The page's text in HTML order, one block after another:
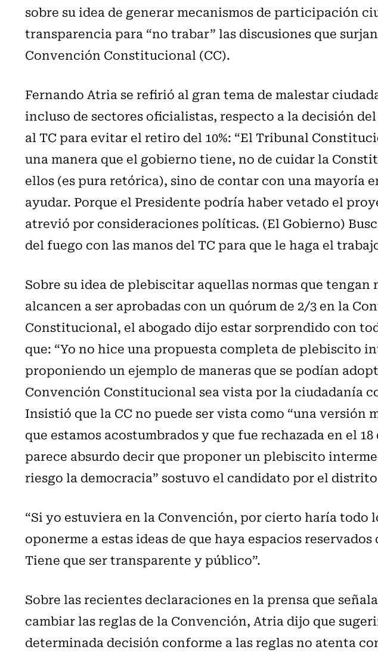
sobre su idea de generar mecanismos de participación
transparencia para “no trabar” las discusiones que
Convención Constitucional (CC).
Fernando Atria se refirió al gran tema de malestar
incluso de sectores oficialistas, respecto a la decisión
al TC para evitar el retiro del 10%: “El Tribunal
una manera que el gobierno tiene, no de cuidar la
ellos (es pura retórica), sino de contar con una mayoría
ayudar. Porque el Presidente podría haber vetado el
atrevió por consideraciones políticas. (El Gobierno)
del fuego con las manos del TC para que le haga el
Sobre su idea de plebiscitar aquellas normas que tengan
alcancen a ser aprobadas con un quórum de 2/3 en la
Constitucional, el abogado dijo estar sorprendido con
que: “Yo no hice una propuesta completa de plebiscito
proponiendo un ejemplo de maneras que se podían
Convención Constitucional sea vista por la ciudadanía
Insistió que la CC no puede ser vista como “una versión
que estamos acostumbrados y que fue rechazada en el 18
parece absurdo decir que proponer un plebiscito
riesgo la democracia” sostuvo el candidato por el distrito
“Si yo estuviera en la Convención, por cierto haría todo
oponerme a estas ideas de que haya espacios
Tiene que ser transparente y público”.
Sobre las recientes declaraciones en la prensa que
cambiar las reglas de la Convención, Atria dijo que
determinada decisión conforme a las reglas no atenta